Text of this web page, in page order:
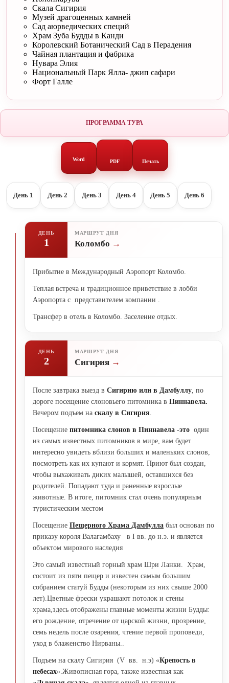
Скала Сигирия
Музей драгоценных камней
Сад аюрведических специй
Храм Зуба Будды в Канди
Королевский Ботанический Сад в Перадения
Чайная плантация и фабрика
Нувара Элия
Национальный Парк Ялла- джип сафари
Форт Галле
ПРОГРАММА ТУРА
Word PDF Печать
День 1 День 2 День 3 День 4 День 5 День 6
ДЕНЬ
1
МАРШРУТ ДНЯ
Коломбо
Прибытие в Международный Аэропорт Коломбо.
Теплая встреча и традиционное приветствие в лобби
Аэропорта с представителем компании .
Трансфер в отель в Коломбо. Заселение отдых.
ДЕНЬ
2
МАРШРУТ ДНЯ
Сигирия
После завтрака выезд в Сигирию или в Дамбуллу , по
дороге посещение слоновьего питомника в Пиннавела.
Вечером подъем на скалу в Сигирия
Посещение питомника слонов в Пиннавела -это один
из самых известных питомников в мире, вам будет
интересно увидеть вблизи больших и маленьких слонов,
посмотреть как их купают и кормят. Приют был создан,
чтобы выхаживать диких малышей, оставшихся без
родителей. Попадают туда и раненные взрослые
животные. В итоге, питомник стал очень популярным
туристическим местом
Посещение Пещерного Храма Дамбулла был основан по
приказу короля Валагамбаху в I вв. до н.э. и является
объектом мирового наследия
Это самый известный горный храм Шри Ланки. Храм,
состоит из пяти пещер и известен самым большим
собранием статуй Будды (некоторым из них свыше 2000
лет).Цветные фрески украшают потолок и стены
храма,здесь отображены главные моменты жизни Будды:
его рождение, отречение от царской жизни, прозрение,
семь недель после озарения, чтение первой проповеди,
уход в блаженство Нирваны..
Подъем на скалу Сигирия (V вв. н.э) «Крепость в
небесах».Живописная гора, также известная как